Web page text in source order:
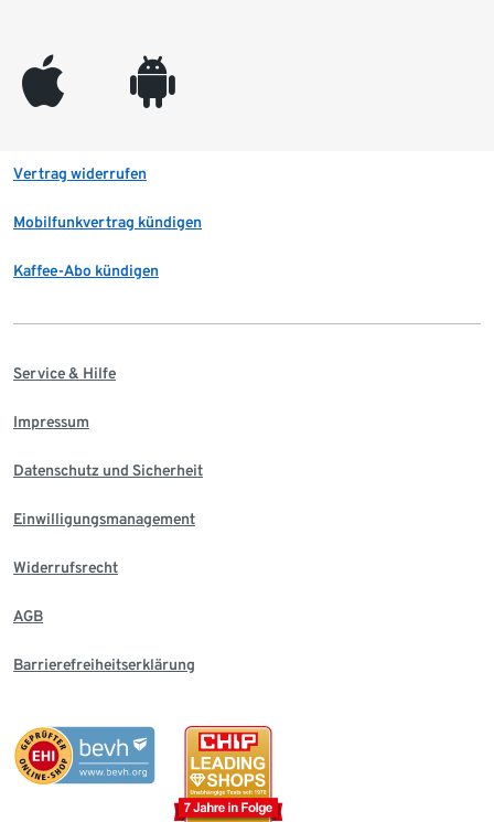
appleinc android
Vertrag widerrufen
Mobilfunkvertrag kündigen
Kaffee-Abo kündigen
Service & Hilfe
Impressum
Datenschutz und Sicherheit
Einwilligungsmanagement
Widerrufsrecht
AGB
Barrierefreiheitserklärung